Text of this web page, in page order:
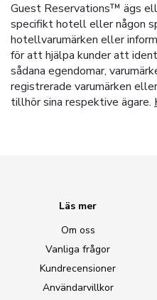
Guest Reservations™ ägs
specifikt hotell eller någon
hotellvarumärken eller
för att hjälpa kunder att
sådana egendomar,
registrerade varumärken
tillhör sina respektive ägare.
Läs mer
Om oss
Vanliga frågor
Kundrecensioner
Användarvillkor